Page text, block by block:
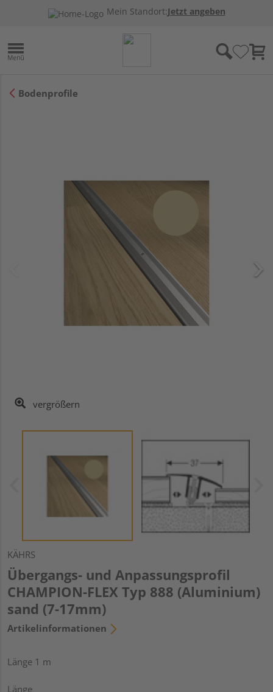
Mein Standort:Jetzt angeben
Bodenprofile
vergrößern
KÄHRS
Übergangs- und Anpassungsprofil
CHAMPION-FLEX Typ 888 (Aluminium)
sand (7-17mm)
Artikelinformationen
Länge 1 m
Länge